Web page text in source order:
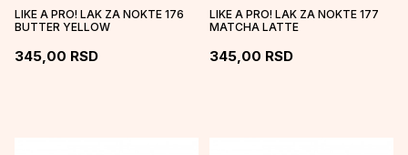
LIKE A PRO! LAK ZA NOKTE 176
BUTTER YELLOW
345,00 RSD
LIKE A PRO! LAK ZA NOKTE 177
MATCHA LATTE
345,00 RSD